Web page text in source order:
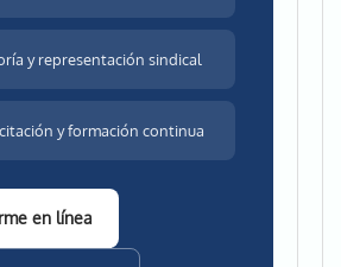
y representación sindical
y formación continua
en línea